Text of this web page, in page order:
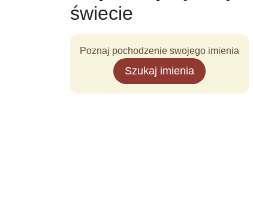
świecie
Poznaj pochodzenie swojego imienia
Szukaj imienia